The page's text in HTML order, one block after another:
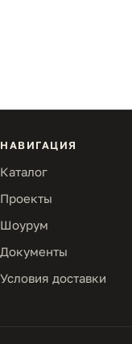
НАВИГАЦИЯ
Каталог
Проекты
Шоурум
Документы
Условия доставки